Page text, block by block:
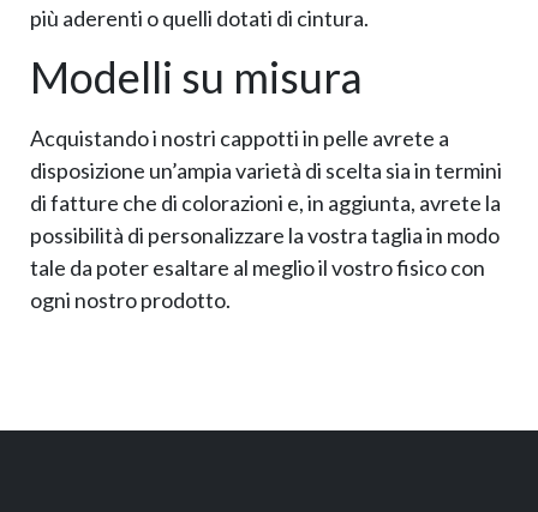
più aderenti o quelli dotati di cintura.
Modelli su misura
Acquistando i nostri cappotti in pelle avrete a
disposizione un’ampia varietà di scelta sia in termini
di fatture che di colorazioni e, in aggiunta, avrete la
possibilità di personalizzare la vostra taglia in modo
tale da poter esaltare al meglio il vostro fisico con
ogni nostro prodotto.